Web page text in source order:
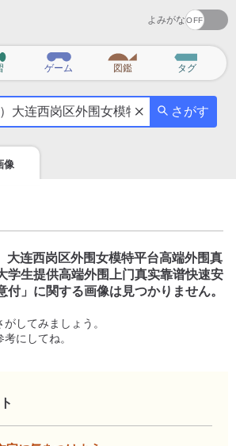
よみがな
ゲーム 図鑑 タグ
さがす
像
大连西岗区外围女模特平台高端外围真
学生提供高端外围上门真实靠谱快速安
付」に関する画像は見つかりません。
してみましょう。
にしてね。